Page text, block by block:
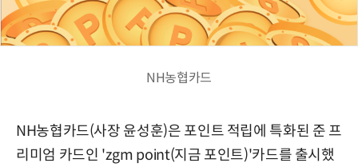
NH농협카드
NH농협카드(사장 윤성훈)은 포인트 적립에 특화된 준 프
리미엄 카드인 'zgm point(지금 포인트)'카드를 출시했